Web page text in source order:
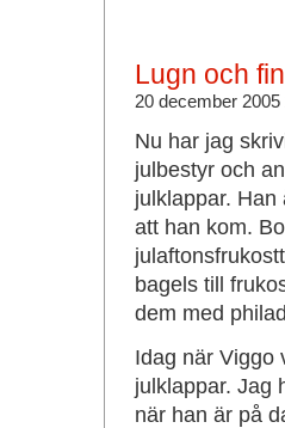
Lugn och fin
20 december 2005
Nu har jag
julbestyr och
julklappar.
att han kom.
bagels till
dem med
Idag när Viggo
julklappar. Jag
när han är på